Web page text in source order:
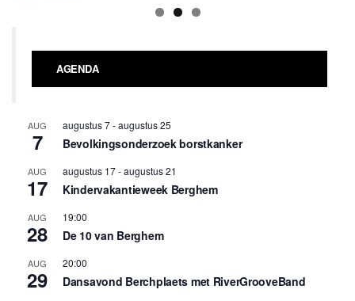
AGENDA
AUG
7
augustus 7-augustus 25
Bevolkingsonderzoek borstkanker
AUG
17
augustus 17-augustus 21
Kindervakantieweek Berghem
AUG
28
19:00
De 10 van Berghem
AUG
29
20:00
Dansavond Berchplaets met RiverGrooveBand